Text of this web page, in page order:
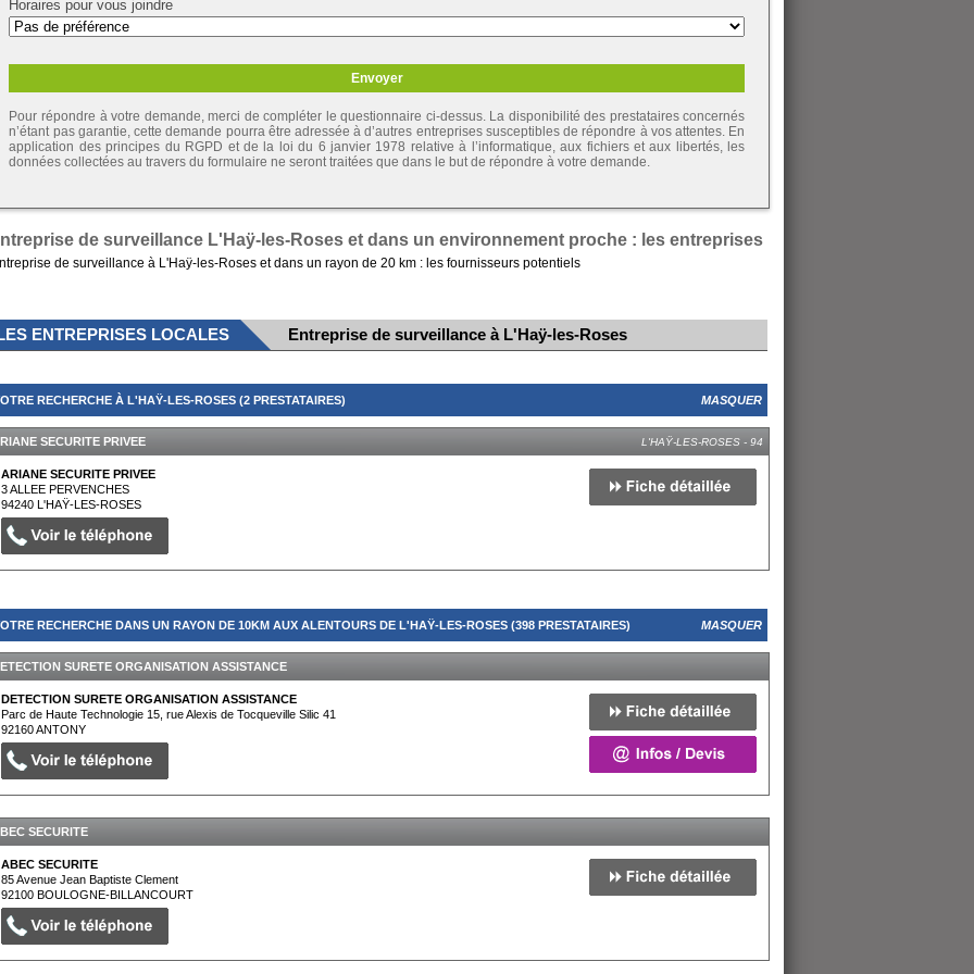
Horaires pour vous joindre
Pour répondre à votre demande, merci de compléter le questionnaire ci-dessus. La disponibilité des prestataires concernés
n’étant pas garantie, cette demande pourra être adressée à d’autres entreprises susceptibles de répondre à vos attentes. En
application des principes du RGPD et de la loi du 6 janvier 1978 relative à l’informatique, aux fichiers et aux libertés, les
données collectées au travers du formulaire ne seront traitées que dans le but de répondre à votre demande.
de surveillance L'Haÿ-les-Roses et dans un environnement proche : les entreprises
de surveillance à L'Haÿ-les-Roses et dans un rayon de 20 km : les fournisseurs potentiels
ENTREPRISES LOCALES Entreprise de surveillance à L'Haÿ-les-Roses
RECHERCHE À L'HAŸ-LES-ROSES (2 PRESTATAIRES) MASQUER
SECURITE PRIVEE L'HAŸ-LES-ROSES - 94
ARIANE SECURITE PRIVEE
3 ALLEE PERVENCHES
94240L'HAŸ-LES-ROSES
RECHERCHE DANS UN RAYON DE 10KM AUX ALENTOURS DE L'HAŸ-LES-ROSES (398 PRESTATAIRES) MASQUER
SURETE ORGANISATION ASSISTANCE
DETECTION SURETE ORGANISATION ASSISTANCE
Parc de Haute Technologie 15, rue Alexis de Tocqueville Silic 41
92160ANTONY
SECURITE
ABEC SECURITE
85 Avenue Jean Baptiste Clement
92100BOULOGNE-BILLANCOURT